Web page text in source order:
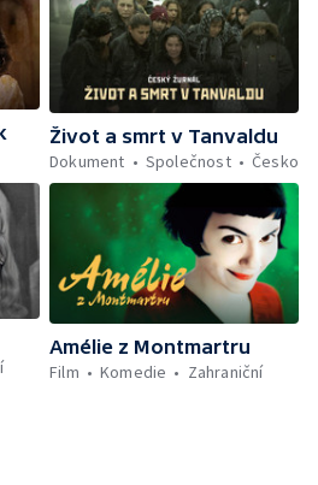
Život a smrt v Tanvaldu
Dokument
Společnost Česko
Amélie z Montmartru
Film
Komedie Zahraniční